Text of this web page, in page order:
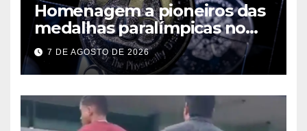
Homenagem a pioneiros das
medalhas paralímpicas no
Brasil
7 DE AGOSTO DE 2026